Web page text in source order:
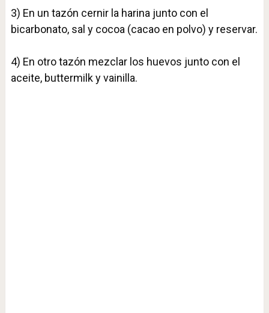
3) En un tazón cernir la harina junto con el
bicarbonato, sal y cocoa (cacao en polvo) y reservar.⁣
4) En otro tazón mezclar los huevos junto con el
aceite, buttermilk y vainilla.⁣